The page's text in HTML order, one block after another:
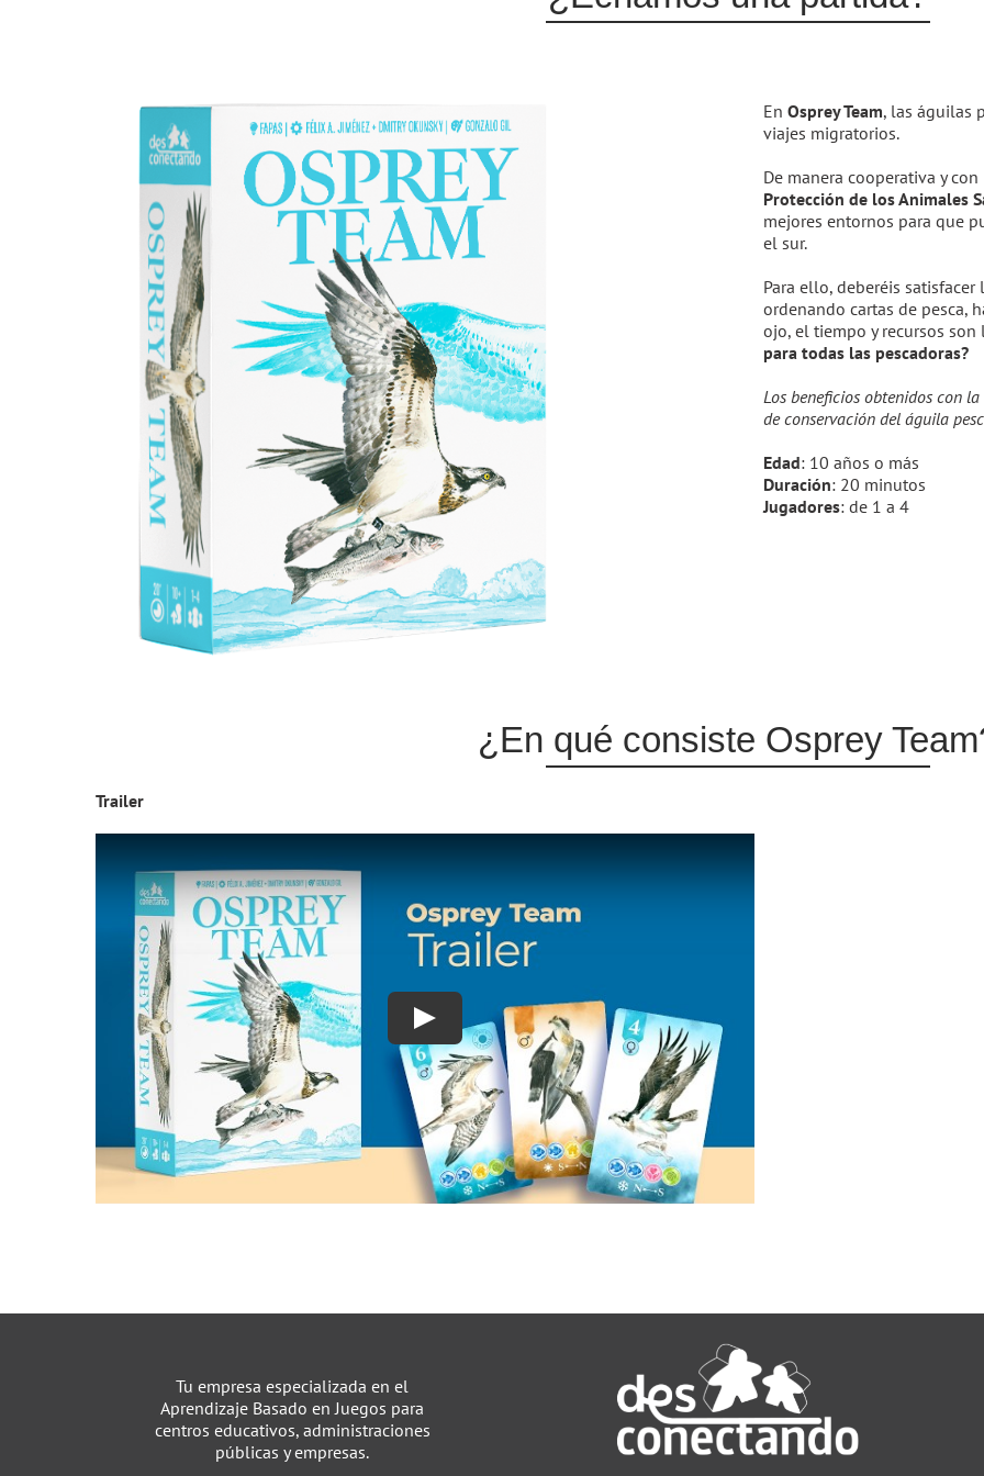
EnOsprey Team, las águilas
viajes migratorios.
De manera cooperativa y
Protección de los Animales
mejores entornos para que
el sur.
Para ello, deberéis
ordenando cartas de pesca,
ojo, el tiempo y recursos
para todas las pescadoras?
Los beneficios obtenidos con
de conservación del águila
Edad: 10 años o más
Duración: 20 minutos
Jugadores: de 1 a 4
¿En qué consiste Osprey
Trailer
Tu empresa especializada en el
Aprendizaje Basado en Juegos para
centros educativos, administraciones
públicas y empresas.